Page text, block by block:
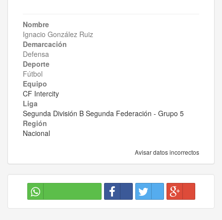
Nombre
Ignacio González Ruiz
Demarcación
Defensa
Deporte
Fútbol
Equipo
CF Intercity
Liga
Segunda División B Segunda Federación - Grupo 5
Región
Nacional
Avisar datos incorrectos